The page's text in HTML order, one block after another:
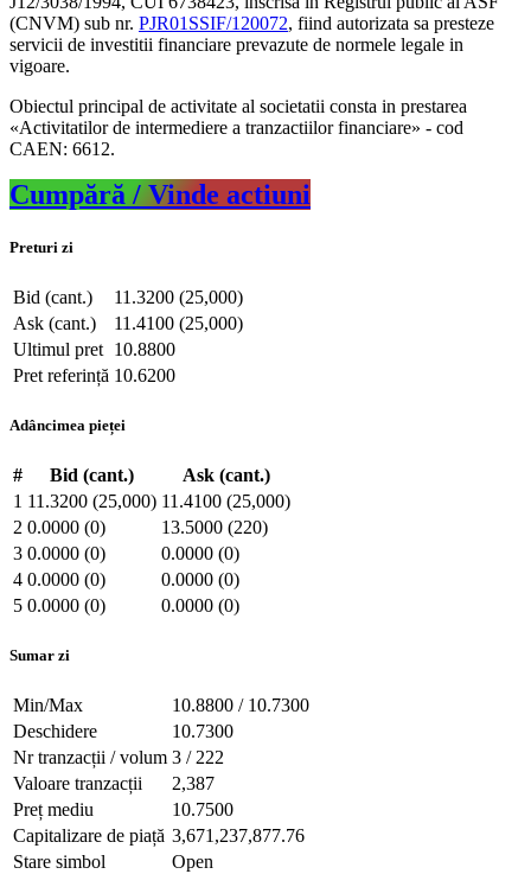
(CNVM) sub nr. PJR01SSIF/120072, fiind autorizata sa presteze
servicii de investitii financiare prevazute de normele legale in
vigoare.
Obiectul principal de activitate al societatii consta in prestarea
«Activitatilor de intermediere a tranzactiilor financiare» - cod
CAEN: 6612.
Cumpără / Vinde actiuni
Preturi zi
Bid (cant.)
11.3200 (25,000)
Ask (cant.)
11.4100 (25,000)
Ultimul pret 10.8800
Pret referință 10.6200
Adâncimea pieței
# Bid (cant.)
Ask (cant.)
1 11.3200 (25,000) 11.4100 (25,000)
2 0.0000 (0)
13.5000 (220)
3 0.0000 (0)
0.0000 (0)
4 0.0000 (0)
0.0000 (0)
5 0.0000 (0) 0.0000 (0)
Sumar zi
Min/Max
10.8800 / 10.7300
Deschidere
10.7300
Nr tranzacții / volum 3 / 222
Valoare tranzacții
2,387
Preț mediu
10.7500
Capitalizare de piață 3,671,237,877.76
Stare simbol
Open